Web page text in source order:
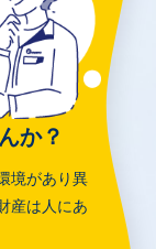
か？
境があり異
産は人にあ